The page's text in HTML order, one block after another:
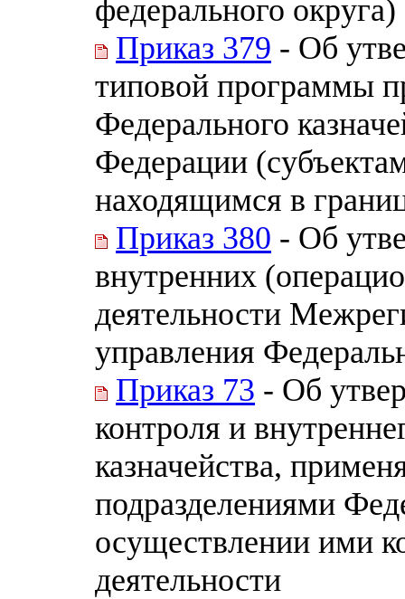
федерального округа)
Приказ 379 - Об
типовой программы
Федерального
Федерации
находящимся в
Приказ 380 - Об
внутренних
деятельности
управления
Приказ 73 - Об
контроля и
казначейства,
подразделениями
осуществлении ими
деятельности